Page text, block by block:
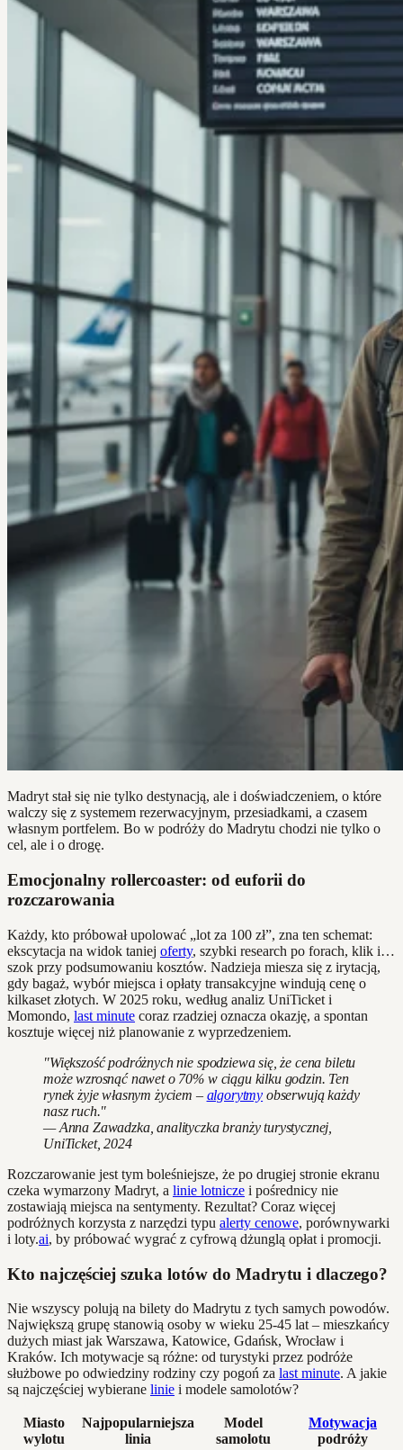
Madryt stał się nie tylko destynacją, ale i doświadczeniem, o które
walczy się z systemem rezerwacyjnym, przesiadkami, a czasem
własnym portfelem. Bo w podróży do Madrytu chodzi nie tylko o
cel, ale i o drogę.
Emocjonalny rollercoaster: od euforii do
rozczarowania
Każdy, kto próbował upolować „lot za 100 zł”, zna ten schemat:
ekscytacja na widok taniej oferty, szybki research po forach, klik i…
szok przy podsumowaniu kosztów. Nadzieja miesza się z irytacją,
gdy bagaż, wybór miejsca i opłaty transakcyjne windują cenę o
kilkaset złotych. W 2025 roku, według analiz UniTicket i
Momondo, last minute coraz rzadziej oznacza okazję, a spontan
kosztuje więcej niż planowanie z wyprzedzeniem.
"Większość podróżnych nie spodziewa się, że cena biletu
może wzrosnąć nawet o 70% w ciągu kilku godzin. Ten
rynek żyje własnym życiem – algorytmy obserwują każdy
nasz ruch."
— Anna Zawadzka, analityczka branży turystycznej,
UniTicket, 2024
Rozczarowanie jest tym boleśniejsze, że po drugiej stronie ekranu
czeka wymarzony Madryt, a linie lotnicze i pośrednicy nie
zostawiają miejsca na sentymenty. Rezultat? Coraz więcej
podróżnych korzysta z narzędzi typu alerty cenowe, porównywarki
i loty.ai, by próbować wygrać z cyfrową dżunglą opłat i promocji.
Kto najczęściej szuka lotów do Madrytu i dlaczego?
Nie wszyscy polują na bilety do Madrytu z tych samych powodów.
Największą grupę stanowią osoby w wieku 25-45 lat – mieszkańcy
dużych miast jak Warszawa, Katowice, Gdańsk, Wrocław i
Kraków. Ich motywacje są różne: od turystyki przez podróże
służbowe po odwiedziny rodziny czy pogoń za last minute. A jakie
są najczęściej wybierane linie i modele samolotów?
Miasto
wylotu
Najpopularniejsza
linia
Model
samolotu
Motywacja
podróży